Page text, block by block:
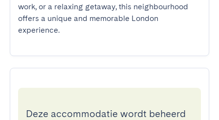
work, or a relaxing getaway, this neighbourhood
offers a unique and memorable London
experience.
Deze accommodatie wordt beheerd